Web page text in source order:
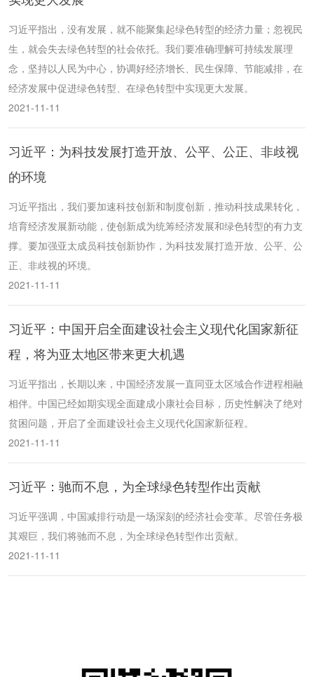
习近平指出，没有发展，就不能聚集起绿色转型的经济力量；忽视民
生，就会失去绿色转型的社会依托。我们要准确理解可持续发展理
念，坚持以人民为中心，协调好经济增长、民生保障、节能减排，在
经济发展中促进绿色转型、在绿色转型中实现更大发展。
2021-11-11
习近平：为科技发展打造开放、公平、公正、非歧视
的环境
习近平指出，我们要加速科技创新和制度创新，推动科技成果转化，
培育经济发展新动能，使创新成为统筹经济发展和绿色转型的有力支
撑。要加强亚太成员科技创新协作，为科技发展打造开放、公平、公
正、非歧视的环境。
2021-11-11
习近平：中国开启全面建设社会主义现代化国家新征
程，将为亚太地区带来更大机遇
习近平指出，长期以来，中国经济发展一直同亚太区域合作进程相融
相伴。中国已经如期实现全面建成小康社会目标，历史性解决了绝对
贫困问题，开启了全面建设社会主义现代化国家新征程。
2021-11-11
习近平：驰而不息，为全球绿色转型作出贡献
习近平强调，中国减排行动是一场深刻的经济社会变革。尽管任务极
其艰巨，我们将驰而不息，为全球绿色转型作出贡献。
2021-11-11